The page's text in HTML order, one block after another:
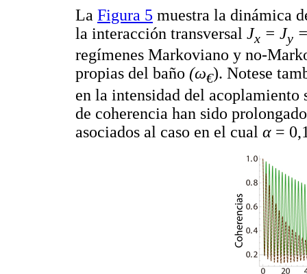
La Figura 5 muestra la dinámica
la interacción transversal Jx = Jy
regímenes Markoviano y no-
propias del baño (ω€). Notese
en la intensidad del
de coherencia han sido
asociados al caso en el cual α =